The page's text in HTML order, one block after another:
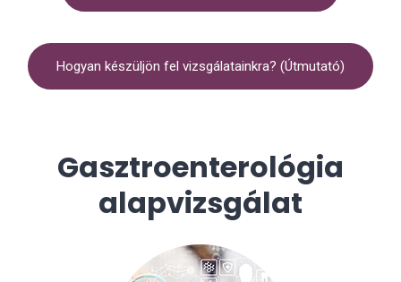
Hogyan készüljön fel vizsgálatainkra? (Útmutató)
Gasztroenterológia
alapvizsgálat